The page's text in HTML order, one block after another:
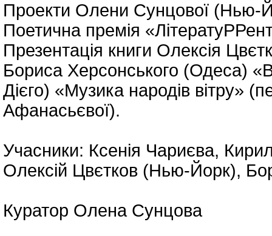
Проекти Олени Сунцової (Нью-
Поетична премія
Презентація книги Олексія
Бориса Херсонського (Одеса) «В
Дієго) «Музика народів вітру»
Афанасьєвої).
Учасники: Ксенія Чариєва,
Олексій Цвєтков (Нью-Йорк),
Куратор Олена Сунцова